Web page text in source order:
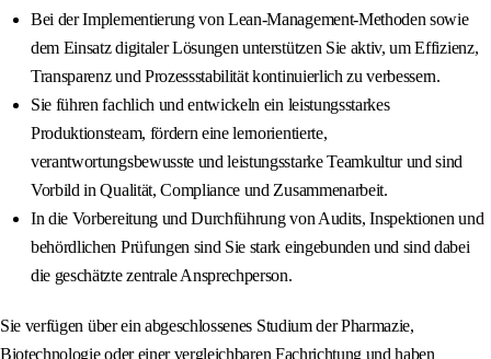
Bei der Implementierung von Lean‑Management‑Methoden sowie
dem Einsatz digitaler Lösungen unterstützen Sie aktiv, um Effizienz,
Transparenz und Prozessstabilität kontinuierlich zu verbessern.
Sie führen fachlich und entwickeln ein leistungsstarkes
Produktionsteam, fördern eine lernorientierte,
verantwortungsbewusste und leistungsstarke Teamkultur und sind
Vorbild in Qualität, Compliance und Zusammenarbeit.
In die Vorbereitung und Durchführung von Audits, Inspektionen und
behördlichen Prüfungen sind Sie stark eingebunden und sind dabei
die geschätzte zentrale Ansprechperson.
Sie verfügen über ein abgeschlossenes Studium der Pharmazie,
Biotechnologie oder einer vergleichbaren Fachrichtung und haben